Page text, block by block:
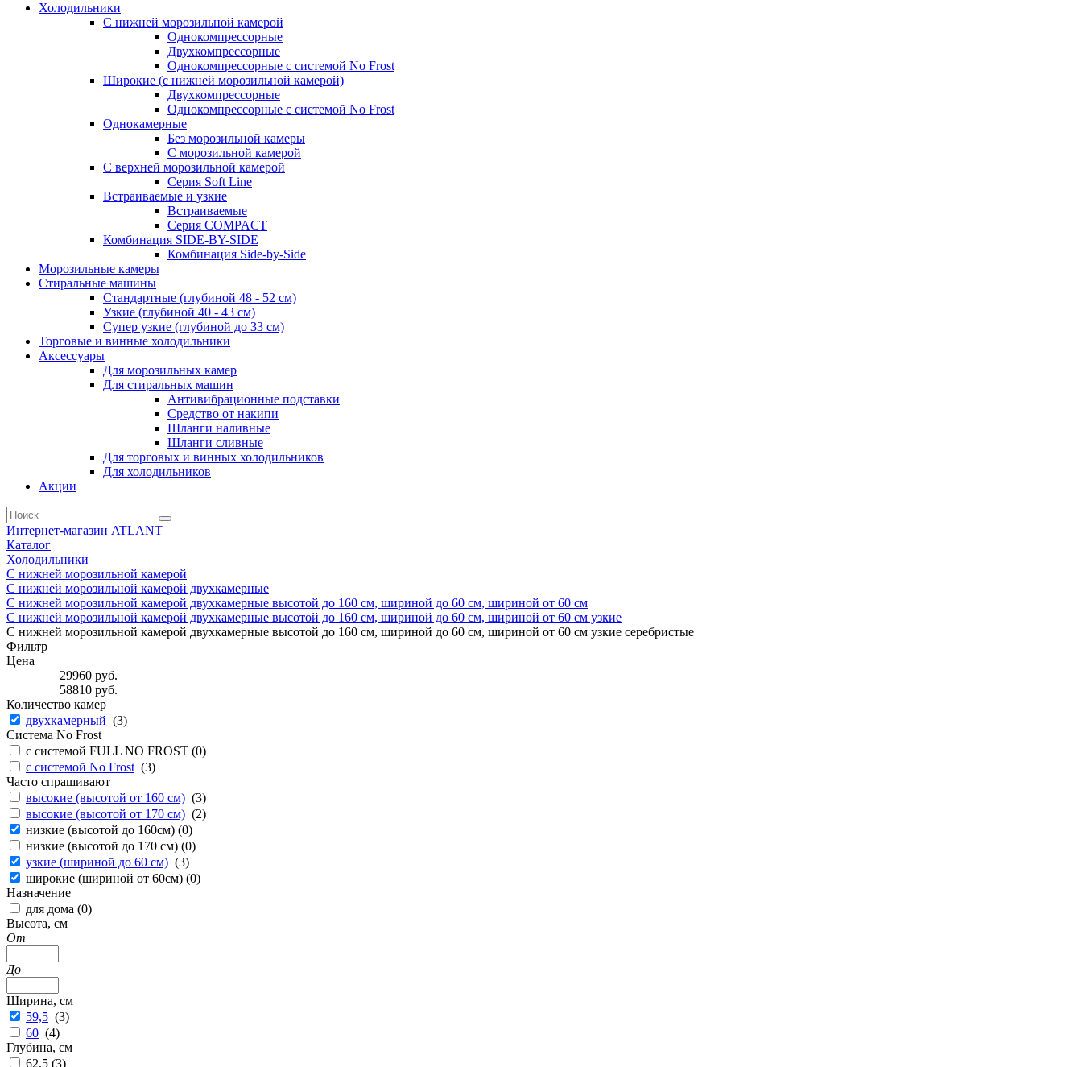
Холодильники
С нижней морозильной камерой
Однокомпрессорные
Двухкомпрессорные
Однокомпрессорные с системой No Frost
Широкие (с нижней морозильной камерой)
Двухкомпрессорные
Однокомпрессорные с системой No Frost
Однокамерные
Без морозильной камеры
С морозильной камерой
С верхней морозильной камерой
Серия Soft Line
Встраиваемые и узкие
Встраиваемые
Серия СOMPACT
Комбинация SIDE-BY-SIDE
Комбинация Side-by-Side
Морозильные камеры
Стиральные машины
Стандартные (глубиной 48 - 52 см)
Узкие (глубиной 40 - 43 см)
Супер узкие (глубиной до 33 см)
Торговые и винные холодильники
Аксессуары
Для морозильных камер
Для стиральных машин
Антивибрационные подставки
Средство от накипи
Шланги наливные
Шланги сливные
Для торговых и винных холодильников
Для холодильников
Акции
Интернет-магазин ATLANT
Каталог
Холодильники
С нижней морозильной камерой
С нижней морозильной камерой двухкамерные
С нижней морозильной камерой двухкамерные высотой до 160 см, шириной до 60 см, шириной от 60 см
С нижней морозильной камерой двухкамерные высотой до 160 см, шириной до 60 см, шириной от 60 см узкие
С нижней морозильной камерой двухкамерные высотой до 160 см, шириной до 60 см, шириной от 60 см узкие серебристые
Фильтр
Цена
29960 руб.
58810 руб.
Количество камер
двухкамерный (3)
Система No Frost
с системой FULL NO FROST (0)
с системой No Frost (3)
Часто спрашивают
высокие (высотой от 160 см) (3)
высокие (высотой от 170 см) (2)
низкие (высотой до 160см) (0)
низкие (высотой до 170 см) (0)
узкие (шириной до 60 см) (3)
широкие (шириной от 60см) (0)
Назначение
для дома (0)
Высота, см
От
До
Ширина, см
59,5 (3)
60 (4)
Глубина, см
62,5 (3)